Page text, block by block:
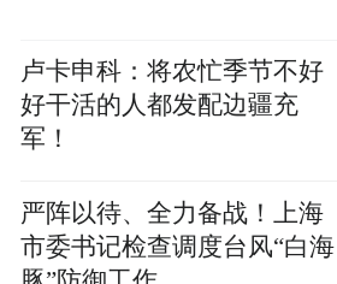
卢卡申科：将农忙季节不好
好干活的人都发配边疆充
军！
严阵以待、全力备战！上海
市委书记检查调度台风“白海